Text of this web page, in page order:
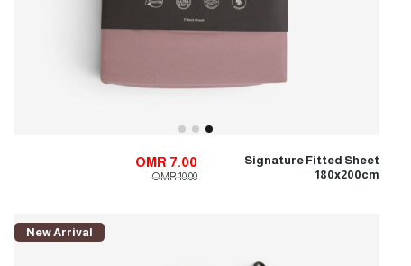
Signature Fitted Sheet
180x200cm
OMR 7.00
OMR 10.00
New Arrival